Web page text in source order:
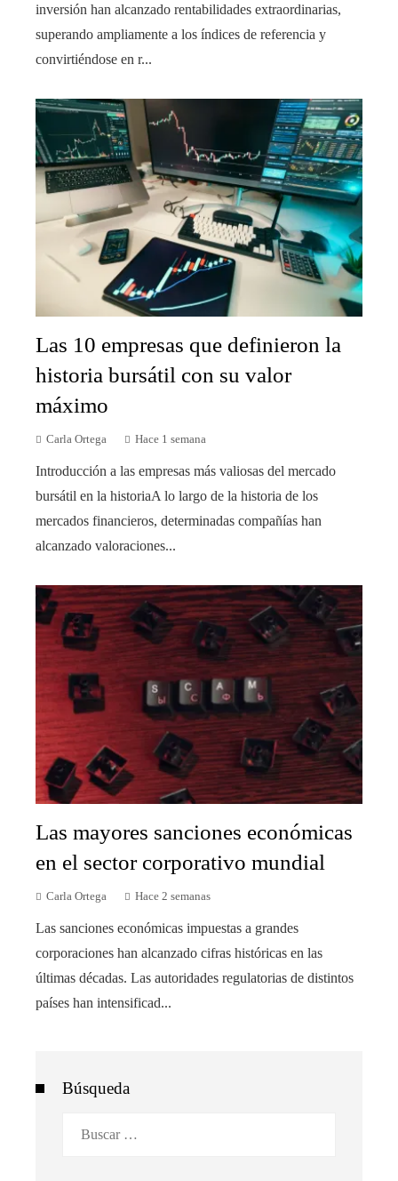
inversión han alcanzado rentabilidades extraordinarias,
superando ampliamente a los índices de referencia y
convirtiéndose en r...
Las 10 empresas que definieron la
historia bursátil con su valor
máximo
Carla Ortega Hace 1 semana
Introducción a las empresas más valiosas del mercado
bursátil en la historiaA lo largo de la historia de los
mercados financieros, determinadas compañías han
alcanzado valoraciones...
Las mayores sanciones económicas
en el sector corporativo mundial
Carla Ortega Hace 2 semanas
Las sanciones económicas impuestas a grandes
corporaciones han alcanzado cifras históricas en las
últimas décadas. Las autoridades regulatorias de distintos
países han intensificad...
Búsqueda